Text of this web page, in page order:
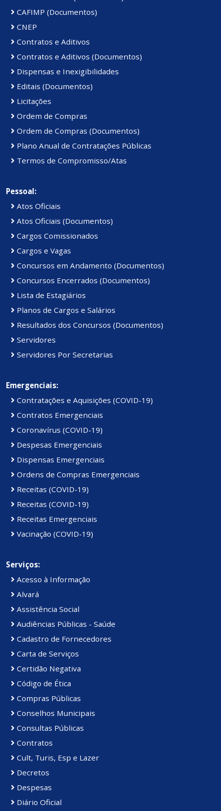
CAFIMP (Documentos)
CNEP
Contratos e Aditivos
Contratos e Aditivos (Documentos)
Dispensas e Inexigibilidades
Editais (Documentos)
Licitações
Ordem de Compras
Ordem de Compras (Documentos)
Plano Anual de Contratações Públicas
Termos de Compromisso/Atas
Pessoal:
Atos Oficiais
Atos Oficiais (Documentos)
Cargos Comissionados
Cargos e Vagas
Concursos em Andamento (Documentos)
Concursos Encerrados (Documentos)
Lista de Estagiários
Planos de Cargos e Salários
Resultados dos Concursos (Documentos)
Servidores
Servidores Por Secretarias
Emergenciais:
Contratações e Aquisições (COVID-19)
Contratos Emergenciais
Coronavírus (COVID-19)
Despesas Emergenciais
Dispensas Emergenciais
Ordens de Compras Emergenciais
Receitas (COVID-19)
Receitas (COVID-19)
Receitas Emergenciais
Vacinação (COVID-19)
Serviços:
Acesso à Informação
Alvará
Assistência Social
Audiências Públicas - Saúde
Cadastro de Fornecedores
Carta de Serviços
Certidão Negativa
Código de Ética
Compras Públicas
Conselhos Municipais
Consultas Públicas
Contratos
Cult, Turis, Esp e Lazer
Decretos
Despesas
Diário Oficial